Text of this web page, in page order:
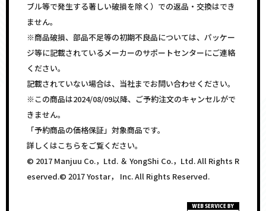
ブル等で発生する著しい破損を除く）での返品・交換はでき
ません。
※商品破損、部品不足等の初期不良品については、パッケー
ジ等に記載されているメーカーのサポートセンターにご連絡
ください。
記載されていない場合は、当社までお問い合わせください。
※この商品は2024/08/09以降、ご予約注文のキャンセルがで
きません。
「予約商品の価格保証」対象商品です。
詳しくはこちらをご覧ください。
© 2017 Manjuu Co.，Ltd. ＆ YongShi Co.，Ltd. All Rights R
eserved.© 2017 Yostar， Inc. All Rights Reserved.